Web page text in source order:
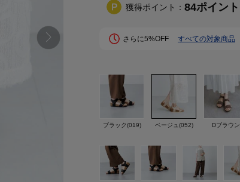
獲得ポイント： 84ポイント
さらに5%OFF すべての対象商品
ブラック(019) ベージュ(052) Dブラウン